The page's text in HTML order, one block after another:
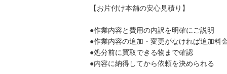
【お片付け本舗の安心見積り】
●作業内容と費用の内訳を明確にご説明
●作業内容の追加・変更がなければ追加料
●処分前に買取できる物まで確認
●内容に納得してから依頼を決められる